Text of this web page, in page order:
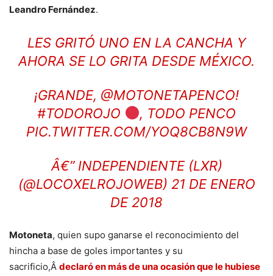
Leandro Fernández.
LES GRITÓ UNO EN LA CANCHA Y
AHORA SE LO GRITA DESDE MÉXICO.
¡GRANDE, @MOTONETAPENCO!
#TODOROJO
, TODO PENCO
PIC.TWITTER.COM/YOQ8CB8N9W
Â€” INDEPENDIENTE (LXR)
(@LOCOXELROJOWEB) 21 DE ENERO
DE 2018
Motoneta, quien supo ganarse el reconocimiento del
hincha a base de goles importantes y su
sacrificio,Â declaró en más de una ocasión que le hubiese